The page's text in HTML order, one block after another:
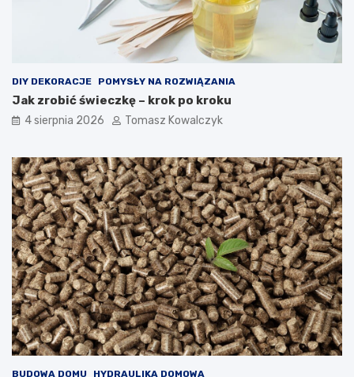
DIY DEKORACJE POMYSŁY NA ROZWIĄZANIA
Jak zrobić świeczkę – krok po kroku
4 sierpnia 2026 Tomasz Kowalczyk
BUDOWA DOMU HYDRAULIKA DOMOWA